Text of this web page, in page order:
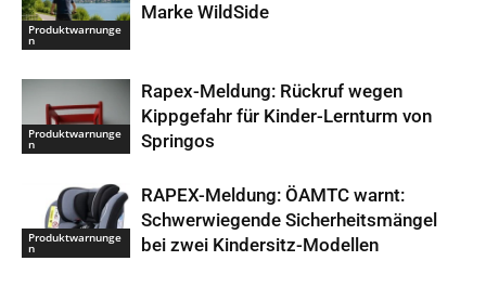
Produktwarnunge
n
Marke WildSide
Produktwarnunge
n
Rapex-Meldung: Rückruf wegen
Kippgefahr für Kinder-Lernturm von
Springos
Produktwarnunge
n
RAPEX-Meldung: ÖAMTC warnt:
Schwerwiegende Sicherheitsmängel
bei zwei Kindersitz-Modellen